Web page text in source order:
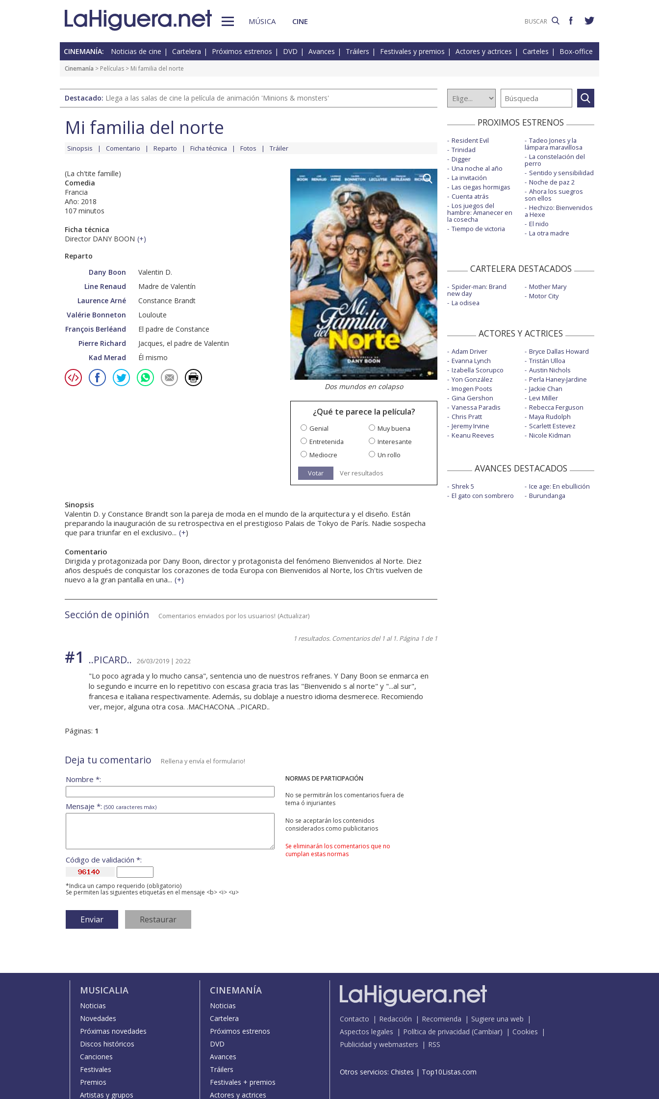
MÚSICA CINE
CINEMANÍA: Noticias de cine Cartelera Próximos estrenos DVD Avances Tráilers Festivales y premios Actores y actrices Carteles Box-office
Cinemanía > Películas > Mi familia del norte
Destacado: Llega a las salas de cine la película de animación 'Minions & monsters'
Mi familia del norte
Sinopsis Comentario Reparto Ficha técnica Fotos Tráiler
(La ch'tite famille)
Comedia
Francia
Año: 2018
107 minutos
Ficha técnica
Director DANY BOON (+)
Reparto
Dany Boon
Valentin D.
Line Renaud
Madre de Valentín
Laurence Arné
Constance Brandt
Valérie Bonneton
Louloute
François Berléand
El padre de Constance
Pierre Richard
Jacques, el padre de Valentin
Kad Merad
Él mismo
Dos mundos en colapso
¿Qué te parece la película?
Genial
Muy buena
Entretenida
Interesante
Mediocre
Un rollo
Votar Ver resultados
Sinopsis
Valentin D. y Constance Brandt son la pareja de moda en el mundo de la arquitectura y el diseño. Están
preparando la inauguración de su retrospectiva en el prestigioso Palais de Tokyo de París. Nadie sospecha
que para triunfar en el exclusivo... (+)
Comentario
Dirigida y protagonizada por Dany Boon, director y protagonista del fenómeno Bienvenidos al Norte. Diez
años después de conquistar los corazones de toda Europa con Bienvenidos al Norte, los Ch'tis vuelven de
nuevo a la gran pantalla en una... (+)
Sección de opinión Comentarios enviados por los usuarios! (Actualizar)
1 resultados. Comentarios del 1 al 1. Página 1 de 1
#1 ..PICARD.. 26/03/2019 | 20:22
"Lo poco agrada y lo mucho cansa", sentencia uno de nuestros refranes. Y Dany Boon se enmarca en
lo segundo e incurre en lo repetitivo con escasa gracia tras las "Bienvenido s al norte" y "...al sur",
francesa e italiana respectivamente. Además, su doblaje a nuestro idioma desmerece. Recomiendo
ver, mejor, alguna otra cosa. .MACHACONA. ..PICARD..
Páginas: 1
Deja tu comentario Rellena y envía el formulario!
NORMAS DE PARTICIPACIÓN
No se permitirán los comentarios fuera de
tema ó injuriantes
No se aceptarán los contenidos
considerados como publicitarios
Se eliminarán los comentarios que no
cumplan estas normas
Nombre *:
Mensaje *: (500 caracteres máx)
Código de validación *:
*Indica un campo requerido (obligatorio)
Se permiten las siguientes etiquetas en el mensaje <b> <i> <u>
PROXIMOS ESTRENOS
Resident Evil
Trinidad
Digger
Una noche al año
La invitación
Las ciegas hormigas
Cuenta atrás
Los juegos del
hambre: Amanecer en
la cosecha
Tiempo de victoria
Tadeo Jones y la
lámpara maravillosa
La constelación del
perro
Sentido y sensibilidad
Noche de paz 2
Ahora los suegros
son ellos
Hechizo: Bienvenidos
a Hexe
El nido
La otra madre
CARTELERA DESTACADOS
Spider-man: Brand
new day
La odisea
Mother Mary
Motor City
ACTORES Y ACTRICES
Adam Driver
Evanna Lynch
Izabella Scorupco
Yon González
Imogen Poots
Gina Gershon
Vanessa Paradis
Chris Pratt
Jeremy Irvine
Keanu Reeves
Bryce Dallas Howard
Tristán Ulloa
Austin Nichols
Perla Haney-Jardine
Jackie Chan
Levi Miller
Rebecca Ferguson
Maya Rudolph
Scarlett Estevez
Nicole Kidman
AVANCES DESTACADOS
Shrek 5
El gato con sombrero
Ice age: En ebullición
Burundanga
MUSICALIA
Noticias
Novedades
Próximas novedades
Discos históricos
Canciones
Festivales
Premios
Artistas y grupos
CINEMANÍA
Noticias
Cartelera
Próximos estrenos
DVD
Avances
Tráilers
Festivales + premios
Actores y actrices
Contacto Redacción Recomienda
Sugiere una web
Aspectos legales
Política de privacidad (Cambiar)
Cookies
Publicidad y webmasters
RSS
Otros servicios: Chistes | Top10Listas.com